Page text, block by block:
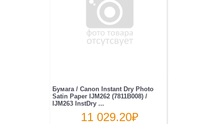
Бумага / Canon Instant Dry Photo
Satin Paper IJM262 (7811B008) /
IJM263 InstDry ...
11 029.20₽